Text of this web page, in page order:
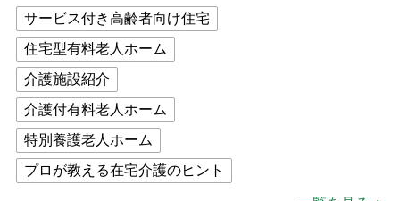
サービス付き高齢者向け住宅
住宅型有料老人ホーム
介護施設紹介
介護付有料老人ホーム
特別養護老人ホーム
プロが教える在宅介護のヒント